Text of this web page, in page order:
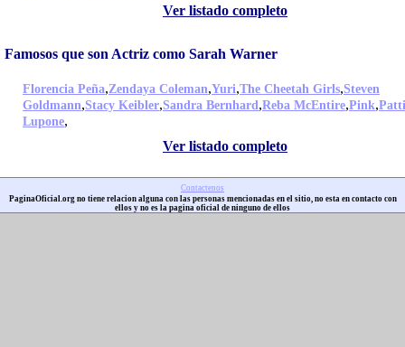
Ver listado completo
Famosos que son Actriz como Sarah Warner
Florencia Peña,Zendaya Coleman,Yuri,The Cheetah Girls,Steven
Goldmann,Stacy Keibler,Sandra Bernhard,Reba McEntire,Pink,Patti
Lupone,
Ver listado completo
Contactenos
PaginaOficial.org no tiene relacion alguna con las personas mencionadas en el sitio, no esta en contacto con
ellos y no es la pagina oficial de ninguno de ellos